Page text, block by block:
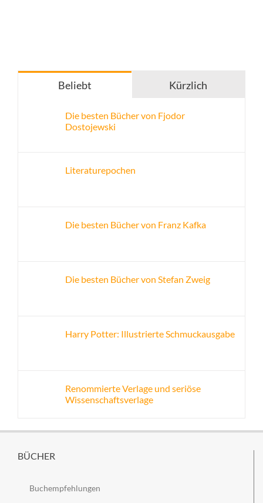
Beliebt Kürzlich
Die besten Bücher von Fjodor
Dostojewski
Literaturepochen
Die besten Bücher von Franz Kafka
Die besten Bücher von Stefan Zweig
Harry Potter: Illustrierte Schmuckausgabe
Renommierte Verlage und seriöse
Wissenschaftsverlage
BÜCHER
Buchempfehlungen